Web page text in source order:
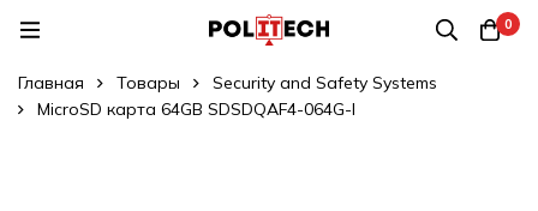
0
Главная Товары
Security and Safety Systems
MicroSD карта 64GB SDSDQAF4-064G-I